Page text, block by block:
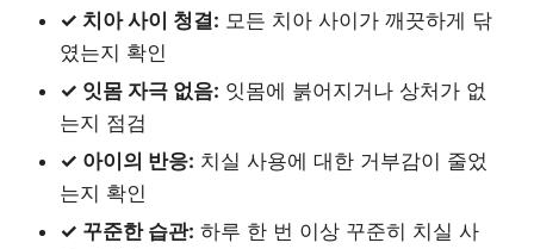
✓ 치아 사이 청결: 모든 치아 사이가 깨끗하게 닦
였는지 확인
✓ 잇몸 자극 없음: 잇몸에 붉어지거나 상처가 없
는지 점검
✓ 아이의 반응: 치실 사용에 대한 거부감이 줄었
는지 확인
✓ 꾸준한 습관: 하루 한 번 이상 꾸준히 치실 사